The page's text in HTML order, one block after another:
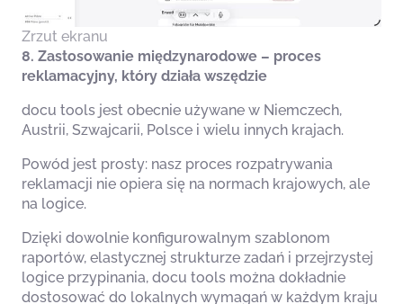
Zrzut ekranu
8. Zastosowanie międzynarodowe – proces
reklamacyjny, który działa wszędzie
docu tools jest obecnie używane w Niemczech,
Austrii, Szwajcarii, Polsce i wielu innych krajach.
Powód jest prosty: nasz proces rozpatrywania
reklamacji nie opiera się na normach krajowych, ale
na logice.
Dzięki dowolnie konfigurowalnym szablonom
raportów, elastycznej strukturze zadań i przejrzystej
logice przypinania, docu tools można dokładnie
dostosować do lokalnych wymagań w każdym kraju